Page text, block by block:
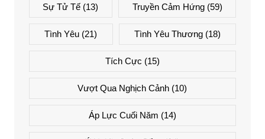
Sự Tử Tế (13) Truyền Cảm Hứng(59)
Tình Yêu (21) Tình Yêu Thương(18)
Tích Cực (15)
Vượt Qua Nghịch Cảnh (10)
Áp Lực Cuối Năm (14)